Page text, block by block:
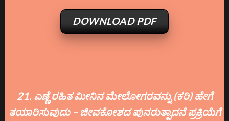
DOWNLOAD PDF
21. ಎಣ್ಣೆ ರಹಿತ ಮೀನಿನ ಮೇಲೋಗರವನ್ನು (ಕರಿ) ಹೇಗೆ
ತಯಾರಿಸುವುದು – ಜೀವಕೋಶದ ಪುನರುತ್ಪಾದನೆ ಪ್ರಕ್ರಿಯೆಗೆ